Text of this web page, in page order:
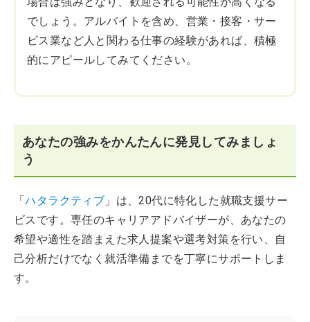
でしょう。アルバイトを含め、営業・接客・サー
ビス業など人と関わる仕事の経験があれば、積極
的にアピールしてみてください。
あなたの強みをかんたんに発見してみましょ
う
「ハタラクティブ 」は、20代に特化した就職支援サー
ビスです。専任のキャリアアドバイザーが、あなたの
希望や適性を踏まえた求人提案や選考対策を行い、自
己分析だけでなく就活準備までを丁寧にサポートしま
す。